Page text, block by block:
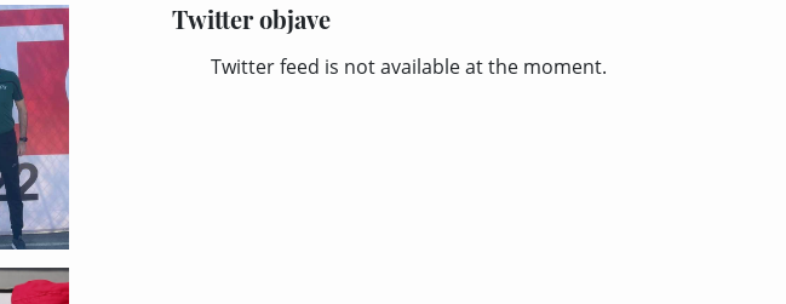
Twitter objave
Twitter feed is not available at the moment.